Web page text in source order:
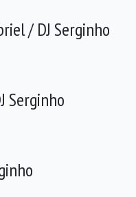
/ DJ Serginho
Serginho